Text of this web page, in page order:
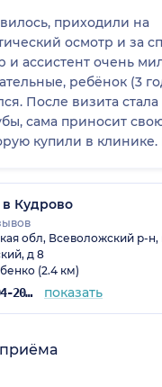
приходили на
осмотр и за
и ассистент очень
ребёнок (3
После визита
сама приносит
купили в
Кудрово
обл, Всеволожский р-н,
д 8
(2.4 км)
+7 (812) 604-20-91 показать